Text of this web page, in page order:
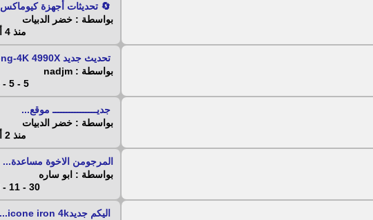
🔄 تحديثات أجهزة
بواسطة : خضر الدبيات
منذ 4 أسابيع
تحديث جديد Sstrong-4K 4990X
بواسطة : nadjm
5 - 5 - 2024
جديــــــــــــــــ موقع...
بواسطة : خضر الدبيات
منذ 2 أسابيع
المرجومن الاخوة مساعدة...
بواسطة : ابو ساره
30 - 11 - 2016
اليكم جديدicone iron 4k...